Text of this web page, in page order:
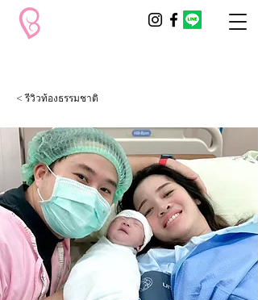
< รีวิวท้องธรรมชาติ